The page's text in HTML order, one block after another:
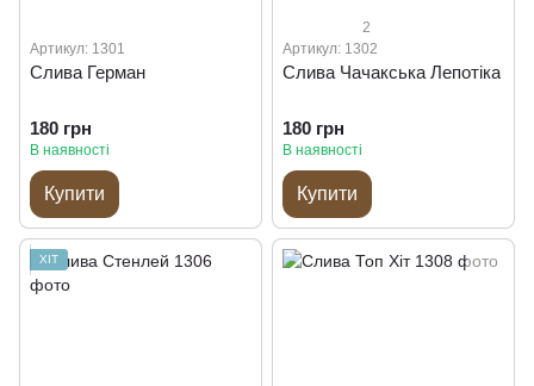
Артикул: 1301
Слива Герман
180 грн
В наявності
Купити
2
Артикул: 1302
Слива Чачакська Лепотіка
180 грн
В наявності
Купити
ХІТ